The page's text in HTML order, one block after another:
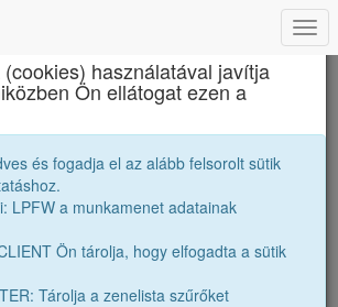
Sámuel Líceum
Osztálytársak
tanárral
használatával javítja
Ön ellátogat ezen a
és fogadja el az alább felsorolt sütik
LPFW a munkamenet adatainak
Ön tárolja, hogy elfogadta a sütik
Tárolja a zenelista szűrőket